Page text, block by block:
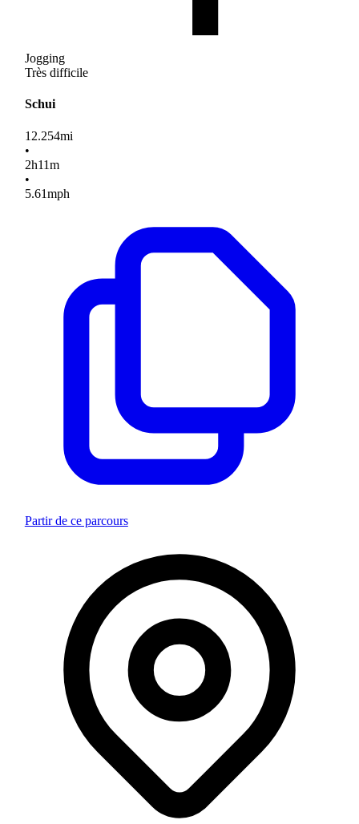
Jogging
Très difficile
Schui
12.254mi
•
2h11m
•
5.61mph
Partir de ce parcours